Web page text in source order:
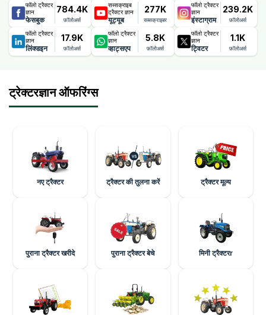
फॉलो ट्रैक्टर
ज्ञान
फेसबुक
784.4K
फ़ॉलोअर्स
सब्सक्राइब
ट्रैक्टर ज्ञान
यूट्यूब
277K
सब्सक्राइबर
फॉलो ट्रैक्टर
ज्ञान
इंस्टाग्राम
239.2K
फ़ॉलोअर्स
फॉलो ट्रैक्टर
ज्ञान
लिंक्डइन
17.9K
फ़ॉलोअर्स
फॉलो ट्रैक्टर
ज्ञान
व्हाट्सएप
5.8K
फ़ॉलोअर्स
फॉलो ट्रैक्टर
ज्ञान
ट्विटर
1.1K
फ़ॉलोअर्स
ट्रेक्टरज्ञान ऑफरिंग्स
नए ट्रैक्टर ट्रैक्टर की तुलना करें ट्रैक्टर मूल्य
पुराना ट्रैक्टर खरीदे पुराना ट्रैक्टर बेचे मिनी ट्रैक्टरr